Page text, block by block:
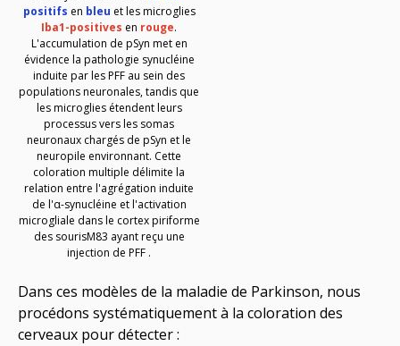
positifs en bleu etles microglies
Iba1-positives en rouge.
L'accumulation de pSyn met en
évidence la pathologie synucléine
induite par les PFF au sein des
populations neuronales, tandis que
les microglies étendent leurs
processus versles somas
neuronaux chargés de pSyn et le
neuropile environnant. Cette
coloration multiple délimite la
relation entre l'agrégation induite
de l'α-synucléine et l'activation
microgliale dans le cortex piriforme
des sourisM83 ayant reçu une
injection de PFF .
Dans ces modèles de la maladie de Parkinson, nous
procédons systématiquement à la coloration des
cerveaux pour détecter :